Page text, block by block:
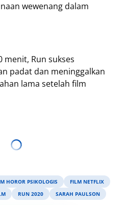
wewenang dalam
menit, Run sukses
padat dan meninggalkan
lama setelah film
HOROR PSIKOLOGIS
FILM NETFLIX
RUN 2020 SARAH PAULSON